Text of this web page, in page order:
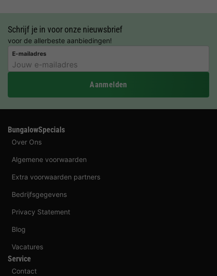
Schrijf je in voor onze nieuwsbrief
voor de allerbeste aanbiedingen!
E-mailadres
Aanmelden
BungalowSpecials
Over Ons
Algemene voorwaarden
Extra voorwaarden partners
Bedrijfsgegevens
Privacy Statement
Blog
Vacatures
Service
Contact